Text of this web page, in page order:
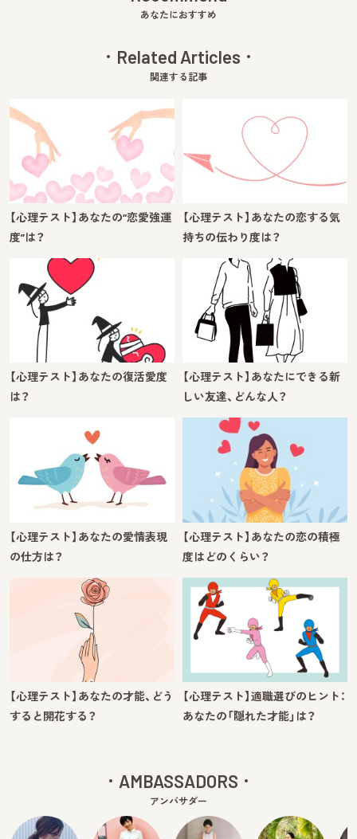
あなたにおすすめ
Related Articles
関連する記事
【心理テスト】あなたの“恋愛強運
度”は？
【心理テスト】あなたの恋する気
持ちの伝わり度は？
【心理テスト】あなたの復活愛度
は？
【心理テスト】あなたにできる新
しい友達、どんな人？
【心理テスト】あなたの愛情表現
の仕方は？
【心理テスト】あなたの恋の積極
度はどのくらい？
【心理テスト】あなたの才能、どう
すると開花する？
【心理テスト】適職選びのヒント：
あなたの「隠れた才能」は？
AMBASSADORS
アンバサダー